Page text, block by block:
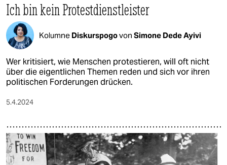
Ich bin kein Protestdienstleister
Kolumne Diskurspogovon Simone Dede Ayivi
Wer kritisiert, wie Menschen protestieren, will oft nicht
über die eigentlichen Themen reden und sich vor ihren
politischen Forderungen drücken.
5.4.2024